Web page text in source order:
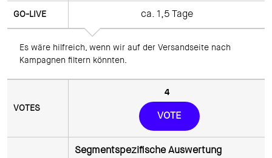
ca. 1,5 Tage
Es wäre hilfreich, wenn wir auf der Versandseite nach
Kampagnen filtern könnten.
4
VOTE
Segmentspezifische Auswertung